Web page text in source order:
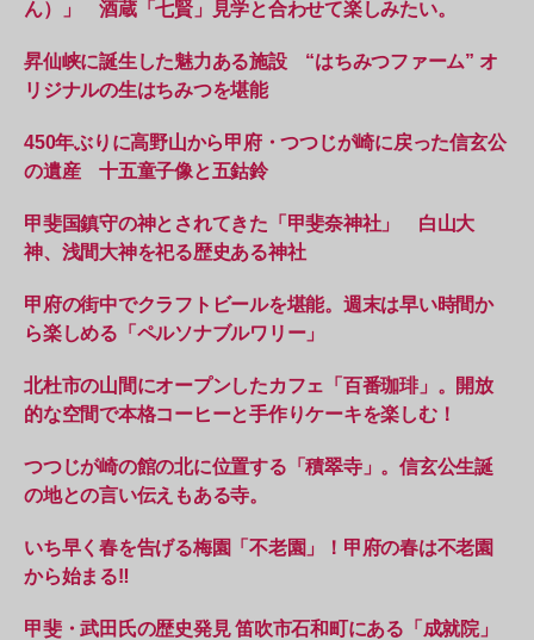
ん）」 酒蔵「七賢」見学と合わせて楽しみたい。
昇仙峡に誕生した魅力ある施設 “はちみつファーム” オ
リジナルの生はちみつを堪能
450年ぶりに高野山から甲府・つつじが崎に戻った信玄公
の遺産 十五童子像と五鈷鈴
甲斐国鎮守の神とされてきた「甲斐奈神社」 白山大
神、浅間大神を祀る歴史ある神社
甲府の街中でクラフトビールを堪能。週末は早い時間か
ら楽しめる「ペルソナブルワリー」
北杜市の山間にオープンしたカフェ「百番珈琲」。開放
的な空間で本格コーヒーと手作りケーキを楽しむ！
つつじが崎の館の北に位置する「積翠寺」。信玄公生誕
の地との言い伝えもある寺。
いち早く春を告げる梅園「不老園」！甲府の春は不老園
から始まる‼︎
甲斐・武田氏の歴史発見 笛吹市石和町にある「成就院」